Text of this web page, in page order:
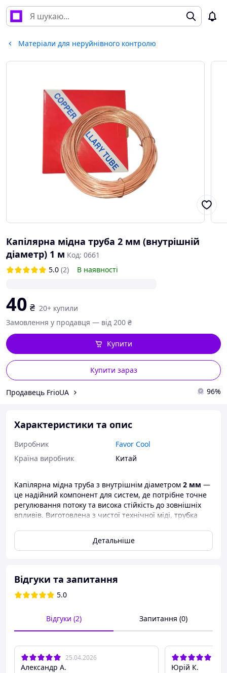
Матеріали для неруйнівного контролю
Капілярна мідна труба 2 мм (внутрішній
діаметр) 1 м Код: 0661
5.0 (2) В наявності
40 ₴ 20+ купили
Замовлення у продавця — від 200 ₴
Купити зараз
Купити
Продавець FrioUA 96%
Характеристики та опис
Виробник
Favor Cool
Країна виробник
Китай
Капілярна мідна труба з внутрішнім діаметром 2 мм —
це надійний компонент для систем, де потрібне точне
регулювання потоку та висока стійкість до зовнішніх
впливів. Виготовлена з чистої технічної міді, трубка
та стабільними фізичними характеристиками.
Збільшений внутрішній діаметр робить її
контурах, контрольно-вимірювальному обладнанні та
інших інженерних завданнях, де потрібне поєднання
компактності та високої пропускної здатності. Матеріал
час монтажу.
✔ Стабільний внутрішній діаметр — точність і
рівномірність потоку
Детальніше
Відгуки та запитання
5.0
Відгуки (2) Запитання (0)
25.04.2026
Александр А. Юрій К.